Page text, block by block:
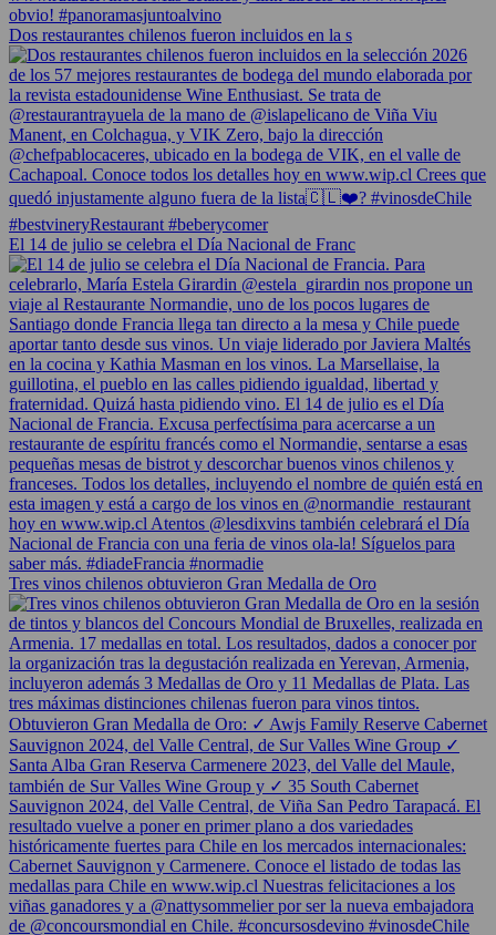
Dos restaurantes chilenos fueron incluidos en la s
El 14 de julio se celebra el Día Nacional de Franc
Tres vinos chilenos obtuvieron Gran Medalla de Oro